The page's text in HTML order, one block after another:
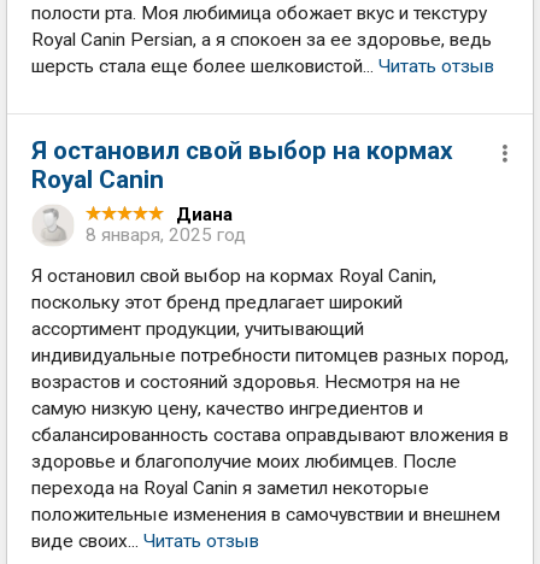
полости рта. Моя любимица обожает вкус и текстуру
Royal Canin Persian, а я спокоен за ее здоровье, ведь
шерсть стала еще более шелковистой... Читать отзыв
Я остановил свой выбор на кормах
Royal Canin
Диана
8 января, 2025 год
Я остановил свой выбор на кормах Royal Canin,
поскольку этот бренд предлагает широкий
ассортимент продукции, учитывающий
индивидуальные потребности питомцев разных пород,
возрастов и состояний здоровья. Несмотря на не
самую низкую цену, качество ингредиентов и
сбалансированность состава оправдывают вложения в
здоровье и благополучие моих любимцев. После
перехода на Royal Canin я заметил некоторые
положительные изменения в самочувствии и внешнем
виде своих... Читать отзыв